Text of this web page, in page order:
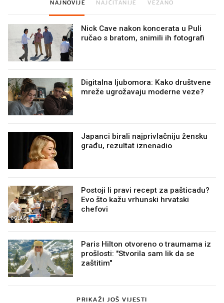
NAJNOVIJE NAJČITANIJE VEZANO
Nick Cave nakon koncerata u Puli
ručao s bratom, snimili ih fotografi
Digitalna ljubomora: Kako društvene
mreže ugrožavaju moderne veze?
Japanci birali najprivlačniju žensku
građu, rezultat iznenadio
OGLAS
Postoji li pravi recept za pašticadu?
Evo što kažu vrhunski hrvatski
chefovi
Paris Hilton otvoreno o traumama iz
prošlosti: "Stvorila sam lik da se
zaštitim"
PRIKAŽI JOŠ VIJESTI